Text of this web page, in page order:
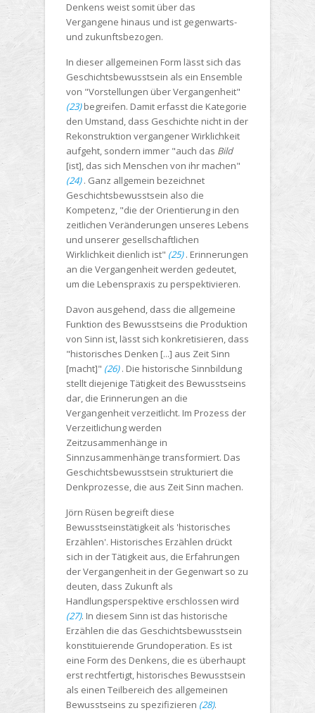
Denkens weist somit über das
Vergangene hinaus und ist gegenwarts-
und zukunftsbezogen.
In dieser allgemeinen Form lässt sich das
Geschichtsbewusstsein als ein Ensemble
von "Vorstellungen über Vergangenheit"
(23)begreifen. Damit erfasst die Kategorie
den Umstand, dass Geschichte nicht in der
Rekonstruktion vergangener Wirklichkeit
aufgeht, sondern immer "auch das Bild
[ist], das sich Menschen von ihr machen"
(24). Ganz allgemein bezeichnet
Geschichtsbewusstsein also die
Kompetenz, "die der Orientierung in den
zeitlichen Veränderungen unseres Lebens
und unserer gesellschaftlichen
Wirklichkeit dienlich ist" (25). Erinnerungen
an die Vergangenheit werden gedeutet,
um die Lebenspraxis zu perspektivieren.
Davon ausgehend, dass die allgemeine
Funktion des Bewusstseins die Produktion
von Sinn ist, lässt sich konkretisieren, dass
"historisches Denken [...] aus Zeit Sinn
[macht]" (26). Die historische Sinnbildung
stellt diejenige Tätigkeit des Bewusstseins
dar, die Erinnerungen an die
Vergangenheit verzeitlicht. Im Prozess der
Verzeitlichung werden
Zeitzusammenhänge in
Sinnzusammenhänge transformiert. Das
Geschichtsbewusstsein strukturiert die
Denkprozesse, die aus Zeit Sinn machen.
Jörn Rüsen begreift diese
Bewusstseinstätigkeit als 'historisches
Erzählen'. Historisches Erzählen drückt
sich in der Tätigkeit aus, die Erfahrungen
der Vergangenheit in der Gegenwart so zu
deuten, dass Zukunft als
Handlungsperspektive erschlossen wird
(27). In diesem Sinn ist das historische
Erzählen die das Geschichtsbewusstsein
konstituierende Grundoperation. Es ist
eine Form des Denkens, die es überhaupt
erst rechtfertigt, historisches Bewusstsein
als einen Teilbereich des allgemeinen
Bewusstseins zu spezifizieren (28).